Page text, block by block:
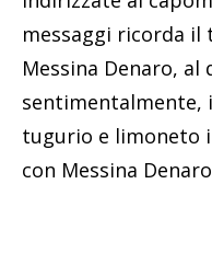
messaggi ricorda
Messina Denaro, al
sentimentalmente,
tugurio e limoneto
con Messina